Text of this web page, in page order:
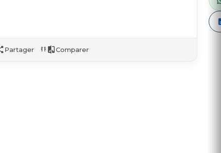
Partager Comparer